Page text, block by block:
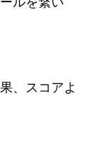
、スコアよ